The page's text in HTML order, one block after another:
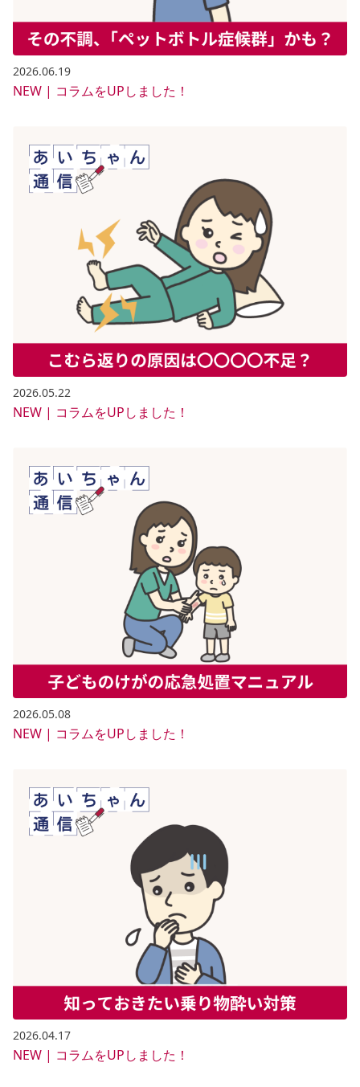
2026.06.19
NEW | コラムをUPしました！
2026.05.22
NEW | コラムをUPしました！
2026.05.08
NEW | コラムをUPしました！
2026.04.17
NEW | コラムをUPしました！